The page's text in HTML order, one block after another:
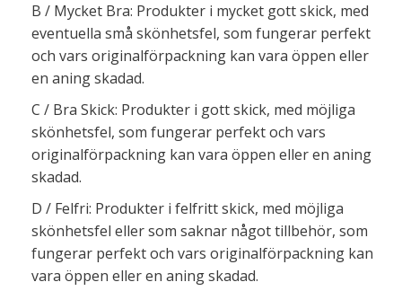
B / Mycket Bra: Produkter i mycket gott skick, med
eventuella små skönhetsfel, som fungerar perfekt
och vars originalförpackning kan vara öppen eller
en aning skadad.
C / Bra Skick: Produkter i gott skick, med möjliga
skönhetsfel, som fungerar perfekt och vars
originalförpackning kan vara öppen eller en aning
skadad.
D / Felfri: Produkter i felfritt skick, med möjliga
skönhetsfel eller som saknar något tillbehör, som
fungerar perfekt och vars originalförpackning kan
vara öppen eller en aning skadad.